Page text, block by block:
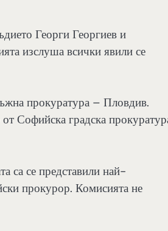
Георги Георгиев и
изслуша всички явили се
прокуратура – Пловдив.
Софийска градска
са се представили най-
прокурор. Комисията не